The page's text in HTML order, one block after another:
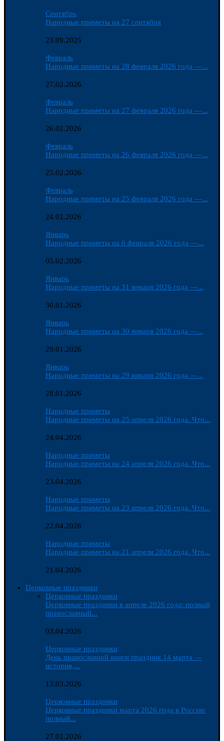
Сентябрь
Народные приметы на 27 сентября
23.09.2025
Февраль
Народные приметы на 28 февраля 2026 года —...
27.02.2026
Февраль
Народные приметы на 27 февраля 2026 года —...
26.02.2026
Февраль
Народные приметы на 26 февраля 2026 года —...
25.02.2026
Февраль
Народные приметы на 25 февраля 2026 года —...
24.02.2026
Январь
Народные приметы на 6 февраля 2026 года —...
05.02.2026
Январь
Народные приметы на 31 января 2026 года —...
30.01.2026
Январь
Народные приметы на 30 января 2026 года —...
29.01.2026
Январь
Народные приметы на 29 января 2026 года —...
28.01.2026
Народные приметы
Народные приметы на 25 апреля 2026 года. Что...
24.04.2026
Народные приметы
Народные приметы на 24 апреля 2026 года. Что...
23.04.2026
Народные приметы
Народные приметы на 23 апреля 2026 года. Что...
22.04.2026
Народные приметы
Народные приметы на 21 апреля 2026 года. Что...
21.04.2026
Церковные праздники
Церковные праздники
Церковные праздники в апреле 2026 года: полный
православный...
03.04.2026
Церковные праздники
День православной книги праздник 14 марта —
история,...
13.03.2026
Церковные праздники
Церковные праздники марта 2026 года в России:
полный...
27.02.2026